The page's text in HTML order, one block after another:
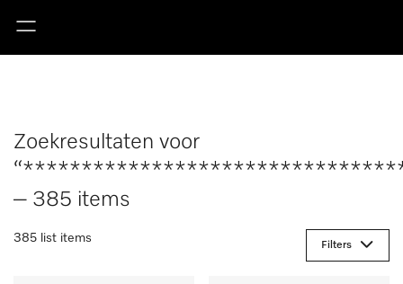
Zoekresultaten voor
– 385 items
385 list items
Filters